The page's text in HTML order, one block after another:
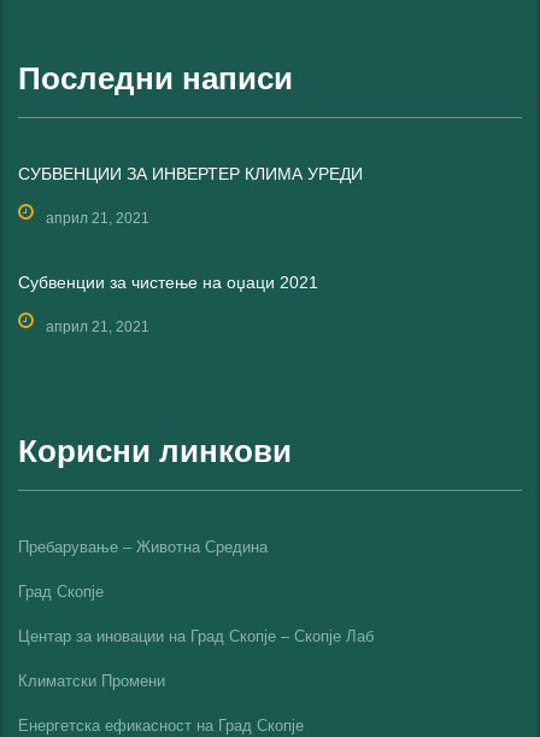
Последни написи
СУБВЕНЦИИ ЗА ИНВЕРТЕР КЛИМА УРЕДИ
април 21, 2021
Субвенции за чистење на оџаци 2021
април 21, 2021
Корисни линкови
Пребарување – Животна Средина
Град Скопје
Центар за иновации на Град Скопје – Скопје Лаб
Климатски Промени
Енергетска ефикасност на Град Скопјe